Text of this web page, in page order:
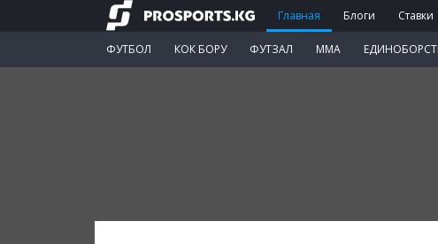
Главная Блоги Ставки
ФУТБОЛ КОК БОРУ ФУТЗАЛ ММА